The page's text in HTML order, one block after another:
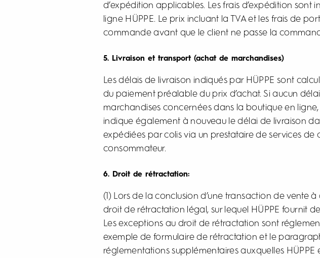
d’expédition applicables. Les frais d’expédition
ligne HÜPPE. Le prix incluant la TVA et les frais de
commande avant que le client ne passe la
5. Livraison et transport (achat de marchandises)
Les délais de livraison indiqués par HÜPPE sont
du paiement préalable du prix d’achat. Si aucun
marchandises concernées dans la boutique en
indique également à nouveau le délai de livraison
expédiées par colis via un prestataire de services de
consommateur.
6. Droit de rétractation:
(1) Lors de la conclusion d’une transaction de vente
droit de rétractation légal, sur lequel HÜPPE fournit
Les exceptions au droit de rétractation sont
exemple de formulaire de rétractation et le
réglementations supplémentaires auxquelles